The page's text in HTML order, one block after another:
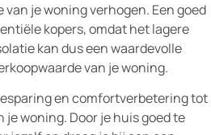
je woning verhogen. Een goed
kopers, omdat het lagere
kan dus een waardevolle
van je woning.
en comfortverbetering tot
woning. Door je huis goed te